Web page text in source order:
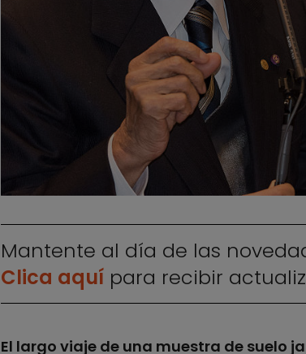
Mantente al día de las
Clica aquípara recibir
El largo viaje de una muestra de suelo